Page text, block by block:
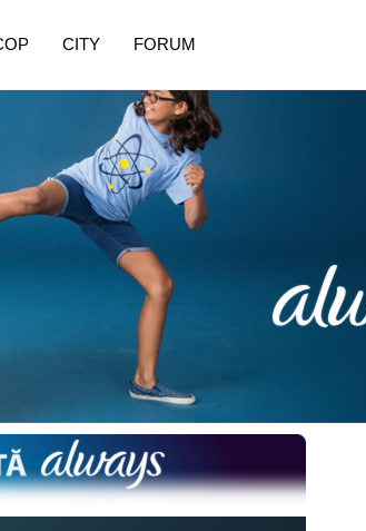
CITY FORUM
în vârstă